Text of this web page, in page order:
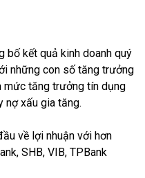
bố kết quả kinh doanh quý
những con số tăng trưởng
mức tăng trưởng tín dụng
nợ xấu gia tăng.
về lợi nhuận với hơn
SHB, VIB, TPBank